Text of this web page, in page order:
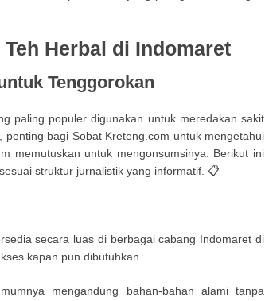
Herbal di Indomaret
Tenggorokan
paling populer digunakan untuk meredakan sakit
bagi Sobat Kreteng.com untuk mengetahui
memutuskan untuk mengonsumsinya. Berikut ini
struktur jurnalistik yang informatif. 📋
secara luas di berbagai cabang Indomaret di
kapan pun dibutuhkan.
mengandung bahan-bahan alami tanpa